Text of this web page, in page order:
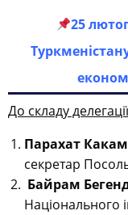
25
До складу
Парахат
секретар
Байрам
Національного